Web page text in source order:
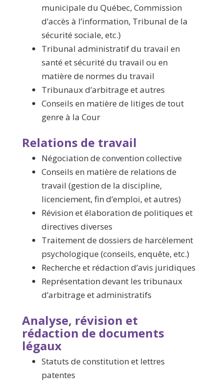
municipale du Québec, Commission
d’accès à l’information, Tribunal de la
sécurité sociale, etc.)
Tribunal administratif du travail en
santé et sécurité du travail ou en
matière de normes du travail
Tribunaux d’arbitrage et autres
Conseils en matière de litiges de tout
genre à la Cour
Relations de travail
Négociation de convention collective
Conseils en matière de relations de
travail (gestion de la discipline,
licenciement, fin d’emploi, et autres)
Révision et élaboration de politiques et
directives diverses
Traitement de dossiers de harcèlement
psychologique (conseils, enquête, etc.)
Recherche et rédaction d’avis juridiques
Représentation devant les tribunaux
d’arbitrage et administratifs
Analyse, révision et
rédaction de documents
légaux
Statuts de constitution et lettres
patentes